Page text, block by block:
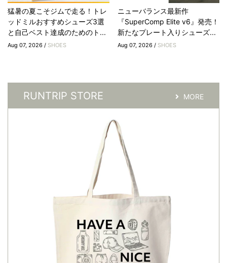
猛暑の夏こそジムで走る！トレ
ッドミルおすすめシューズ3選
と自己ベスト達成のためのト...
Aug 07, 2026 / SHOES
ニューバランス最新作
『SuperComp Elite v6』発売！
新たなプレート入りシューズ...
Aug 07, 2026 / SHOES
RUNTRIP STORE MORE